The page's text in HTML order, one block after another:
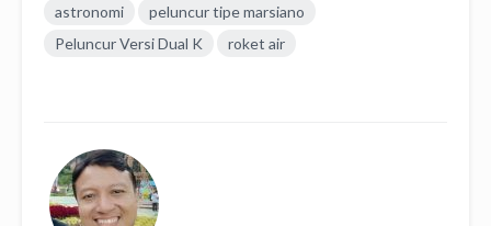
astronomi
peluncur tipe marsiano
Peluncur Versi Dual K
roket air